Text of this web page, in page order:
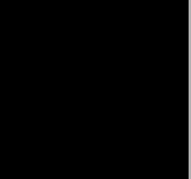
de revivir la
lo ofensivo,
Esta mezcla
en la